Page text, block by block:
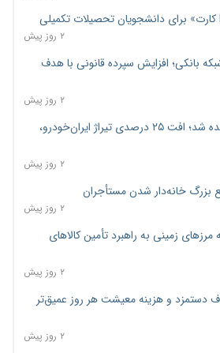
کارت» برای دانشجویان تحصیلات تکمیلی
۲ روز پیش
بانکی؛ افزایش سپرده قانونی با هدف
۲ روز پیش
ترمز تولید خودرو کشیده شد؛ افت ۲۵ درصدی تیراژ ایران‌خودرو،
۲ روز پیش
بزرگ خانه‌دار شدن مستأجران
۲ روز پیش
زمینی به راهبرد تأمین کالاهای
۲ روز پیش
دستمزد و هزینه معیشت هر روز عمیق‌تر
۲ روز پیش